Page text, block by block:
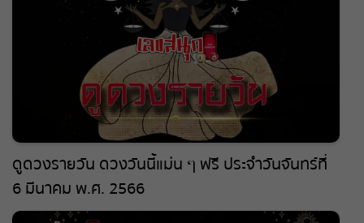
ดูดวงรายวัน ดวงวันนี้แม่น ๆ ฟรี ประจำวันจันทร์ที่
6 มีนาคม พ.ศ. 2566